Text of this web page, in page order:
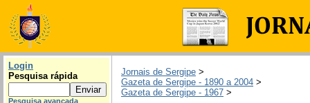
Login
Pesquisa rápida
Pesquisa avançada
Jornais de Sergipe >
Gazeta de Sergipe - 1890 a 2004 >
Gazeta de Sergipe - 1967 >